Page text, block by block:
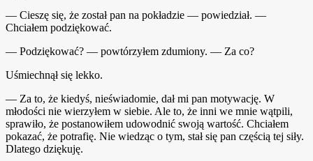
— Cieszę się, że został pan na pokładzie — powiedział. —
Chciałem podziękować.
— Podziękować? — powtórzyłem zdumiony. — Za co?
Uśmiechnął się lekko.
— Za to, że kiedyś, nieświadomie, dał mi pan motywację. W
młodości nie wierzyłem w siebie. Ale to, że inni we mnie wątpili,
sprawiło, że postanowiłem udowodnić swoją wartość. Chciałem
pokazać, że potrafię. Nie wiedząc o tym, stał się pan częścią tej siły.
Dlatego dziękuję.